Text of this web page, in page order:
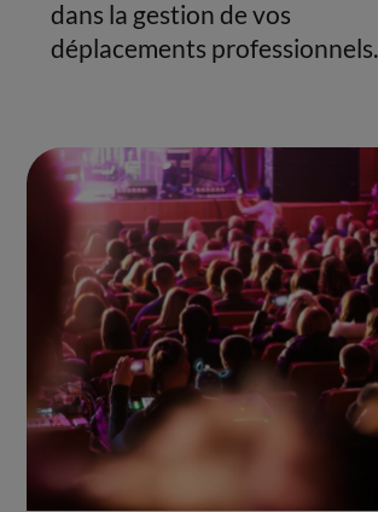
dans la gestion de vos
déplacements professionnels.